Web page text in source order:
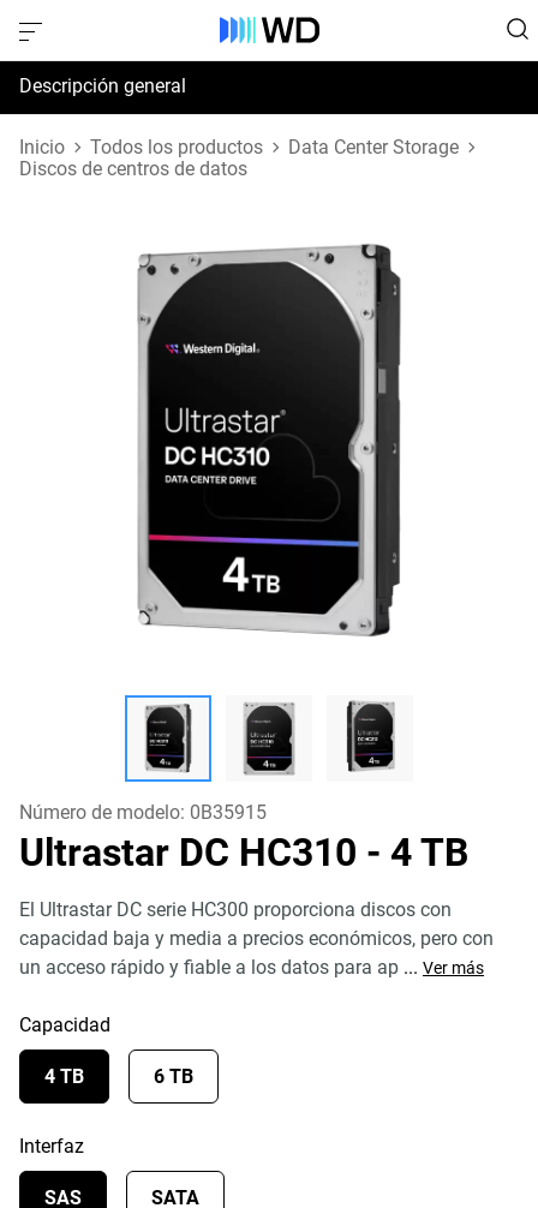
Descripción general
Especificaciones
Inicio Todos los productos
Data Center Storage
Discos de centros de datos
Número de modelo: 0B35915
Ultrastar DC HC310 - 4 TB
El Ultrastar DC serie HC300 proporciona discos con
capacidad baja y media a precios económicos, pero con
un acceso rápido y fiable a los datos para ap ... Ver más
Capacidad
4 TB 6 TB
Interfaz
SAS SATA